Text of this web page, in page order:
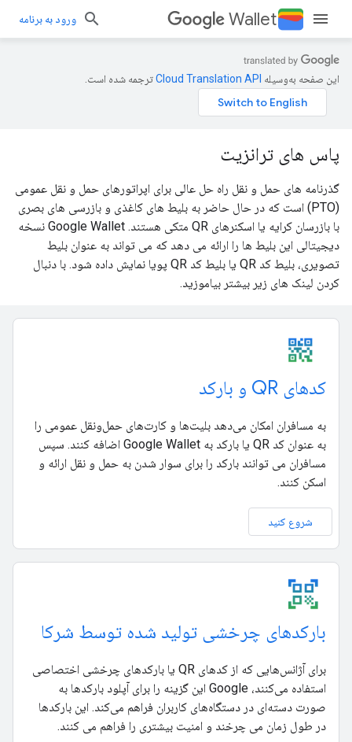
Wallet ورود به برنامه
این صفحه به‌وسیله ترجمه شده است.
پاس های ترانزیت
گذرنامه های حمل و نقل راه حل عالی برای اپراتورهای حمل و نقل عمومی
(PTO) است که در حال حاضر به بلیط های کاغذی و بازرسی های بصری
با بازرسان کرایه یا اسکنرهای QR متکی هستند. Google Wallet نسخه
دیجیتالی این بلیط ها را ارائه می دهد که می تواند به عنوان بلیط
تصویری، بلیط کد QR یا بلیط کد QR پویا نمایش داده شود. با دنبال
کردن لینک های زیر بیشتر بیاموزید.
کدهای QR و بارکد
به مسافران امکان می‌دهد بلیت‌ها و کارت‌های حمل‌ونقل عمومی را
به عنوان کد QR یا بارکد به Google Wallet اضافه کنند. سپس
مسافران می توانند بارکد را برای سوار شدن به حمل و نقل ارائه و
اسکن کنند.
شروع کنید
بارکدهای چرخشی تولید شده توسط شرکا
برای آژانس‌هایی که از کدهای QR یا بارکدهای چرخشی اختصاصی
استفاده می‌کنند، Google این گزینه را برای آپلود بارکدها به
صورت دسته‌ای در دستگاه‌های کاربران فراهم می‌کند. این بارکدها
در طول زمان می چرخند و امنیت بیشتری را فراهم می کنند.